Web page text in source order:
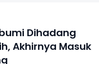
Dihadang
Akhirnya Masuk